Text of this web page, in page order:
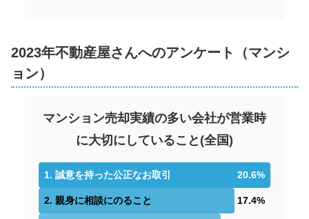
ハウスドゥ 宗像（株式会社髙山不動産）
2021年6月
サンパーク赤間
階数:7階 専有面積:
ハウスドゥ 宗像（株式会社髙山不動産）
2023年不動産屋さんへのアンケート（マンシ
ョン）
マンション売却実績の多い会社が営業時
に大切にしていること (全国)
1. 誠意を持った公正なお取引 20.6%
2. 親身に相談にのること 17.4%